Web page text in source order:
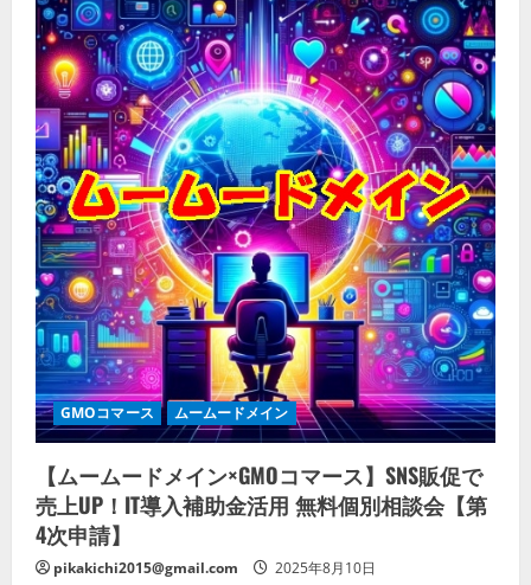
GMOコマース ムームードメイン
【ムームードメイン×GMOコマース】SNS販促で
売上UP！IT導入補助金活用 無料個別相談会【第
4次申請】
pikakichi2015@gmail.com 2025年8月10日